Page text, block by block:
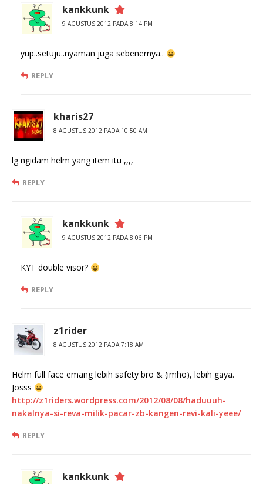
kankkunk
9 AGUSTUS 2012 PADA 8:14 PM
yup..setuju..nyaman juga sebenernya..
REPLY
kharis27
8 AGUSTUS 2012 PADA 10:50 AM
lg ngidam helm yang item itu ,,,,
REPLY
kankkunk
9 AGUSTUS 2012 PADA 8:06 PM
KYT double visor?
REPLY
z1rider
8 AGUSTUS 2012 PADA 7:18 AM
Helm full face emang lebih safety bro & (imho), lebih gaya.
Josss
http://z1riders.wordpress.com/2012/08/08/haduuuh-
nakalnya-si-reva-milik-pacar-zb-kangen-revi-kali-yeee/
REPLY
kankkunk